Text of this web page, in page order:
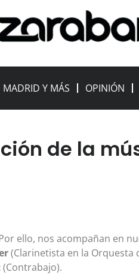
MADRID Y MÁS OPINIÓN
de la
ello, nos acompañan en
(Clarinetista en la Orquesta
(Contrabajo).